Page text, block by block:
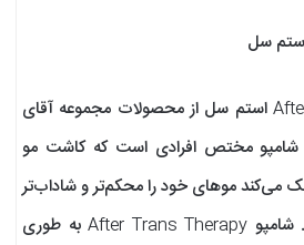
شامپو After Trans Therapy استم سل از محصولات مجموعه آقای
شامپو مختص افرادی است که کاشت مو
می‌کند موهای خود را محکم‌تر و شاداب‌تر
در سر جای خود نگه‌دارند. شامپو After Trans Therapy به طوری